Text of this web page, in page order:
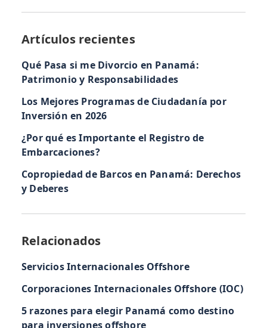
Artículos recientes
Qué Pasa si me Divorcio en Panamá:
Patrimonio y Responsabilidades
Los Mejores Programas de Ciudadanía por
Inversión en 2026
¿Por qué es Importante el Registro de
Embarcaciones?
Copropiedad de Barcos en Panamá: Derechos
y Deberes
Relacionados
Servicios Internacionales Offshore
Corporaciones Internacionales Offshore (IOC)
5 razones para elegir Panamá como destino
para inversiones offshore